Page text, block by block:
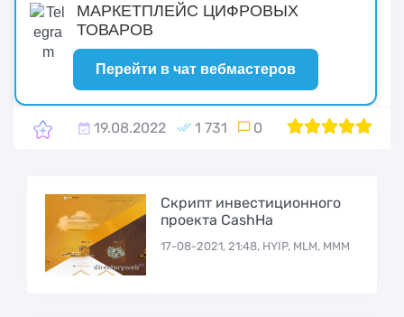
МАРКЕТПЛЕЙС ЦИФРОВЫХ
ТОВАРОВ
Перейти в чат вебмастеров
19.08.2022 1 731 0 100
1 2 3 4 5
Скрипт инвестиционного
проекта CashHa
17-08-2021, 21:48, HYIP, MLM, МММ